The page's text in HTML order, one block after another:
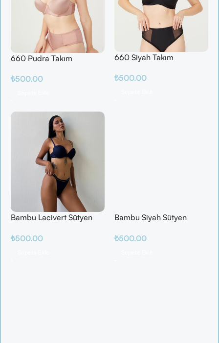
660 Pudra Takım
₺500.00
660 Siyah Takım
₺500.00
Bambu Lacivert Sütyen
₺500.00
Bambu Siyah Sütyen
₺500.00